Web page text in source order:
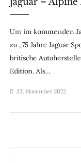
Um im kommenden
zu „75 Jahre Jaguar
britische
Edition. Als…
23. November 2022